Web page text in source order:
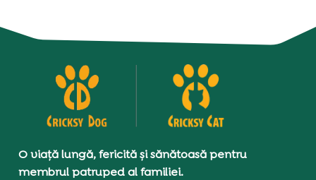
O viață lungă, fericită și sănătoasă pentru
membrul patruped al familiei.